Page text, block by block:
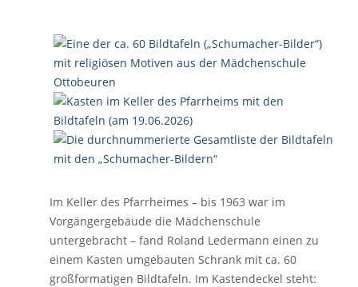
Im Keller des Pfarrheimes – bis 1963 war im
Vorgängergebäude die Mädchenschule
untergebracht – fand Roland Ledermann einen zu
einem Kasten umgebauten Schrank mit ca. 60
großformatigen Bildtafeln. Im Kastendeckel steht: